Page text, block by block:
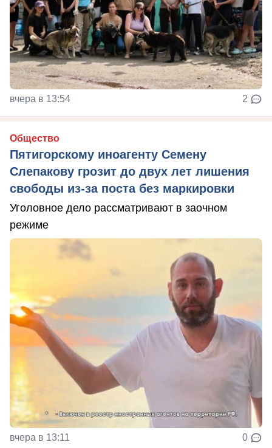
вчера в 13:54 2
Общество
Пятигорскому иноагенту Семену
Слепакову грозит до двух лет лишения
свободы из-за поста без маркировки
Уголовное дело рассматривают в заочном
режиме
вчера в 13:11 0